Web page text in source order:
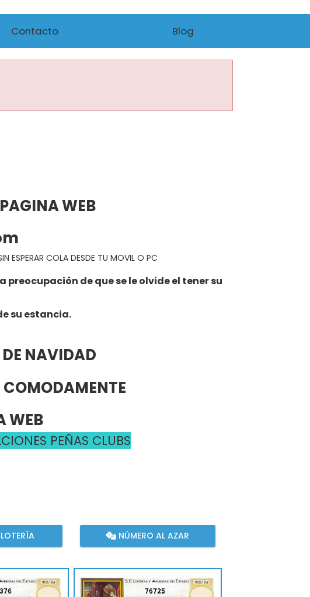
Contacto Blog
WEB
ESPERAR COLA DESDE TU MOVIL O PC
de que se le olvide el tener su
su estancia.
DE NAVIDAD
WEB
PEÑAS CLUBS
NÚMERO AL AZAR
76725